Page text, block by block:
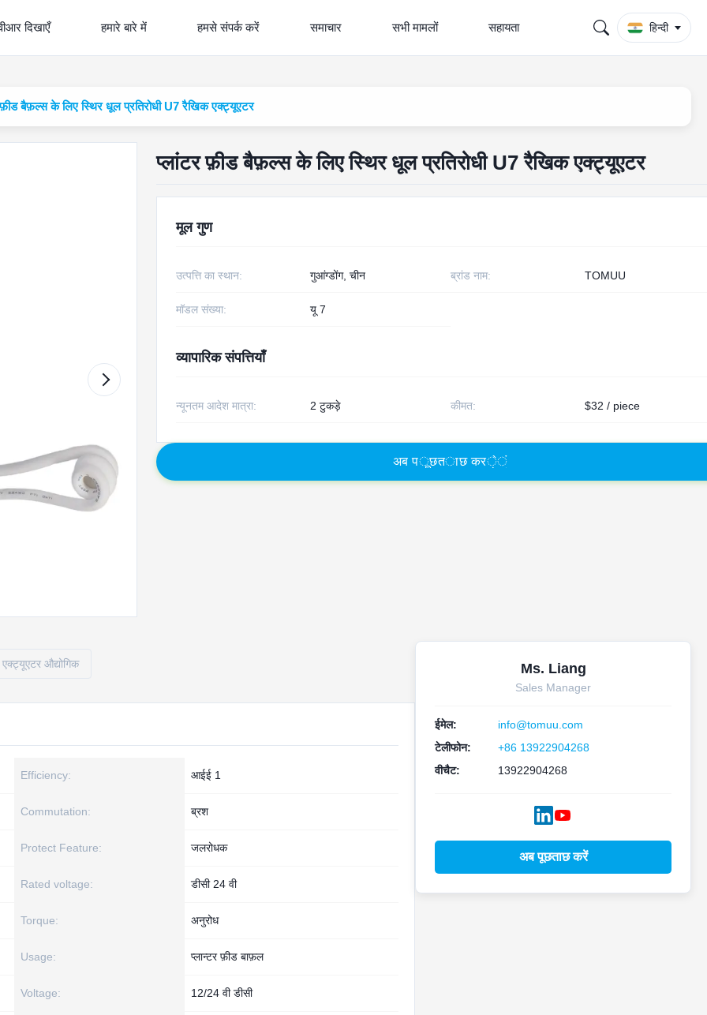
दिखाएँ हमारे बारे में हमसे संपर्क करें समाचार सभी मामलों सहायता हिन्दी
बैफ़ल्स के लिए स्थिर धूल प्रतिरोधी U7 रैखिक एक्ट्यूएटर
प्लांटर फ़ीड बैफ़ल्स के लिए स्थिर धूल प्रतिरोधी U7 रैखिक एक्ट्यूएटर
मूल गुण
उत्पत्ति का स्थान: गुआंग्डोंग, चीन ब्रांड नाम: TOMUU
मॉडल संख्या: यू 7
व्यापारिक संपत्तियाँ
न्यूनतम आदेश मात्रा: 2 टुकड़े कीमत: $32 / piece
अब पूछताछ करें
औद्योगिक
Efficiency: आईई 1
Commutation: ब्रश
Protect Feature: जलरोधक
Rated voltage: डीसी 24 वी
Torque: अनुरोध
Usage: प्लान्टर फ़ीड बाफ़ल
Voltage: 12/24 वी डीसी
Ms. Liang
Sales Manager
ईमेल:
info@tomuu.com
टेलीफोन:
+86 13922904268
वीचैट:
13922904268
अब पूछताछ करें